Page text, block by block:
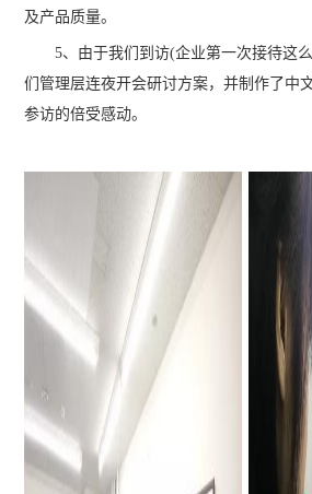
及产品质量。
5、由于我们到访(企业第一次接待这么
们管理层连夜开会研讨方案，并制作了中
参访的倍受感动。